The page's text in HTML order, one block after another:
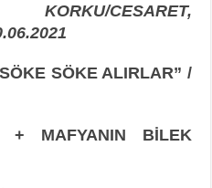
KORKU/CESARET,
SÖKE ALIRLAR” /
+ MAFYANIN BİLEK